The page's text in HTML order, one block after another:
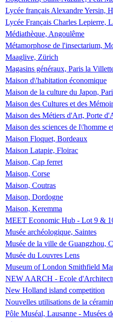
Lycée français Alexandre Yersin,
Lycée Français Charles Lepierre,
Médiathèque, Angoulême
Métamorphose de l'insectarium,
Maaglive, Zürich
Magasins généraux, Paris la
Maison d\'habitation économique
Maison de la culture du Japon,
Maison des Cultures et des
Maison des Métiers d'Art, Porte
Maison des sciences de l\'homme
Maison Floquet, Bordeaux
Maison Latapie, Floirac
Maison, Cap ferret
Maison, Corse
Maison, Coutras
Maison, Dordogne
Maison, Keremma
MEET Economic Hub - Lot 9 &
Musée archéologique, Saintes
Musée de la ville de Guangzhou,
Musée du Louvres Lens
Museum of London Smithfield
NEW AARCH - Ecole
New Holland island competition
Nouvelles utilisations de la
Pôle Muséal, Lausanne - Musées